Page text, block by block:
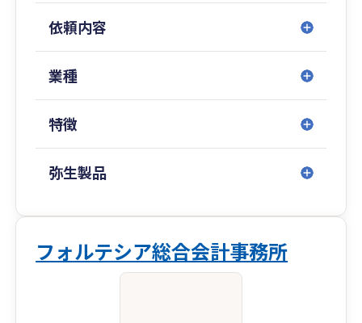
依頼内容
業種
特徴
弥生製品
フォルテシア総合会計事務所